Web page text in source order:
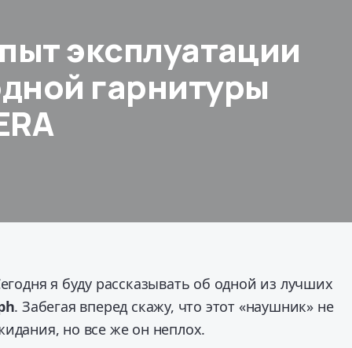
эксплуатации
гарнитуры
я буду рассказывать об одной из лучших
. Забегая вперед скажу, что этот «наушник» не
но все же он неплох.